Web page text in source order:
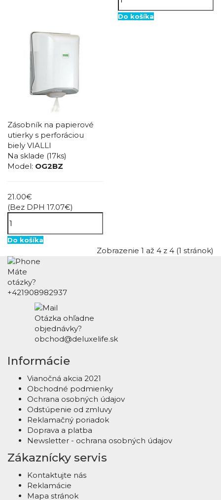
Do košíka
Zásobník na papierové
utierky s perforáciou
biely VIALLI
Na sklade (17ks)
Model: OG2BZ
21.00€
(Bez DPH 17.07€)
Do košíka
Zobrazenie 1 až 4 z 4 (1 stránok)
Máte
otázky?
+421908982937
Otázka ohľadne
objednávky?
obchod@deluxelife.sk
Informácie
Vianočná akcia 2021
Obchodné podmienky
Ochrana osobných údajov
Odstúpenie od zmluvy
Reklamačný poriadok
Doprava a platba
Newsletter - ochrana osobných údajov
Zákaznícky servis
Kontaktujte nás
Reklamácie
Mapa stránok